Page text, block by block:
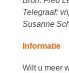
Telegraaf:
Susanne
Informatie
Wilt u meer